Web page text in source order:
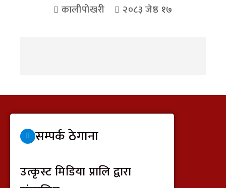
कालीपोखरी २०८३ जेष्ठ १७
सम्पर्क ठेगाना
उत्कृस्ट मिडिया प्रालि द्वारा